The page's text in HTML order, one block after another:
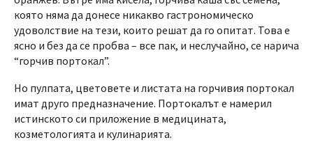
която няма да донесе никакво гастрономическо
удоволствие на тези, които решат да го опитат. Това е
ясно и без да се пробва – все пак, и неслучайно, се нарича
“горчив портокал”.
Но пулпата, цветовете и листата на горчивия портокал
имат друго предназначение. Портокалът е намерил
истинското си приложение в медицината,
козметологията и кулинарията.